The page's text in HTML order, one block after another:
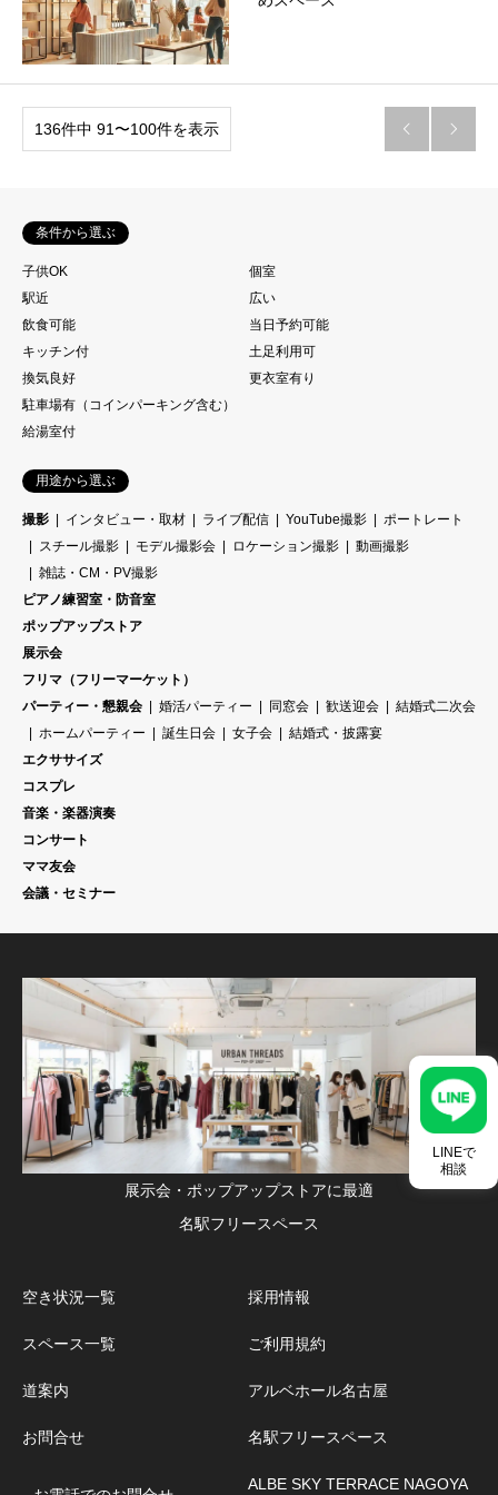
136件中 91〜100件を表示  
LINEで
相談
条件から選ぶ
子供OK
個室
駅近
広い
飲食可能
当日予約可能
キッチン付
土足利用可
換気良好
更衣室有り
駐車場有（コインパーキング含む）
給湯室付
用途から選ぶ
撮影 インタビュー・取材 ライブ配信 YouTube撮影
ポートレート
スチール撮影
モデル撮影会 ロケーション撮影
動画撮影
雑誌・CM・PV撮影
ピアノ練習室・防音室
ポップアップストア
展示会
フリマ（フリーマーケット）
パーティー・懇親会
婚活パーティー 同窓会 歓送迎会
結婚式二次会
ホームパーティー
誕生日会 女子会
結婚式・披露宴
エクササイズ
コスプレ
音楽・楽器演奏
コンサート
ママ友会
会議・セミナー
展示会・ポップアップストアに最適
名駅フリースペース
空き状況一覧
スペース一覧
道案内
お問合せ
採用情報
ご利用規約
アルベホール名古屋
名駅フリースペース
ALBE SKY TERRACE NAGOYA